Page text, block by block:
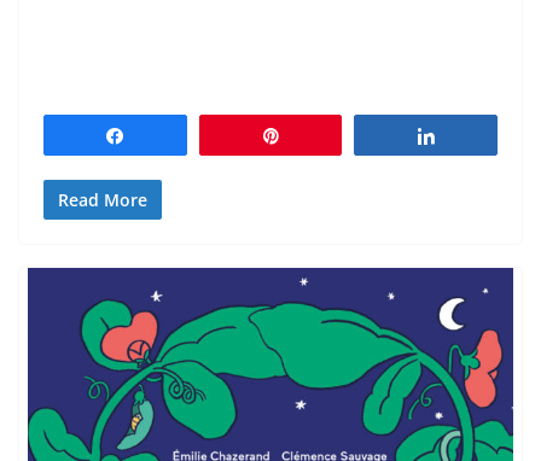
Read More